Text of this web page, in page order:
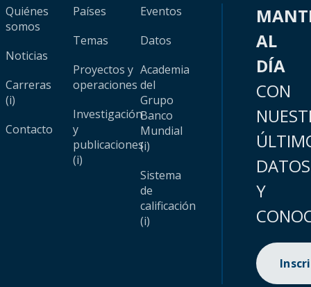
Quiénes
somos
Noticias
Carreras
(i)
Contacto
Países
Temas
Proyectos y
operaciones
Investigación
y
publicaciones
(i)
Eventos
Datos
Academia
del
Grupo
Banco
Mundial
(i)
Sistema
de
calificación
(i)
AL
DÍA
CON
DATOS
Y